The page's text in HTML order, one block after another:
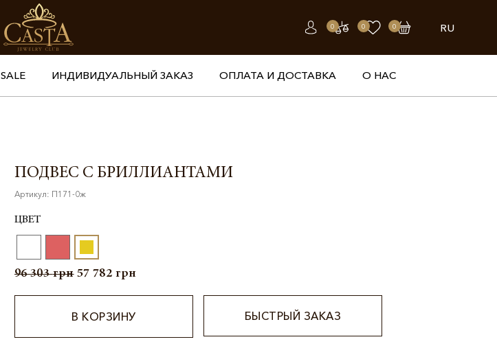
0 0 0 RU
SALE ИНДИВИДУАЛЬНЫЙ ЗАКАЗ ОПЛАТА И ДОСТАВКА О НАС
ПОДВЕС С БРИЛЛИАНТАМИ
Артикул: П171-0ж
ЦВЕТ
96 303грн 57 782 грн
В КОРЗИНУ БЫСТРЫЙ ЗАКАЗ